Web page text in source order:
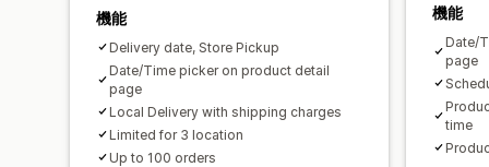
機能
Delivery date, Store Pickup
Date/Time picker on product detail
page
Local Delivery with shipping charges
Limited for 3 location
Up to 100 orders
機能
Date/
page
time